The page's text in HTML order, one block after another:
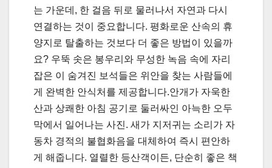
는 가운데, 한 걸음 뒤로 물러나서 자연과 다시
연결하는 것이 중요합니다. 평화로운 산속의 휴
양지로 탈출하는 것보다 더 좋은 방법이 있을까
요? 우뚝 솟은 봉우리와 무성한 녹음 속에 자리
잡은 이 숨겨진 보석들은 위안을 찾는 사람들에
게 완벽한 안식처를 제공합니다.안개가 자욱한
산과 상쾌한 아침 공기로 둘러싸인 아늑한 오두
막에서 일어나는 사진. 새가 지저귀는 소리가 자
동차 경적의 불협화음을 대체하여 즉시 편안하
게 해줍니다. 열렬한 등산객이든, 단순히 좋은 책